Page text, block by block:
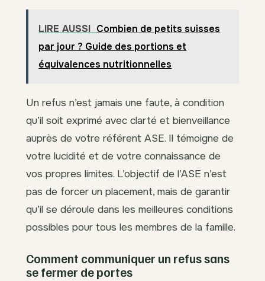
LIRE AUSSI Combien de petits suisses
par jour ? Guide des portions et
équivalences nutritionnelles
Un refus n’est jamais une faute, à condition
qu’il soit exprimé avec clarté et bienveillance
auprès de votre référent ASE. Il témoigne de
votre lucidité et de votre connaissance de
vos propres limites. L’objectif de l’ASE n’est
pas de forcer un placement, mais de garantir
qu’il se déroule dans les meilleures conditions
possibles pour tous les membres de la famille.
Comment communiquer un refus sans
se fermer de portes